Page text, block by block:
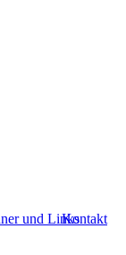
und LinksKontakt